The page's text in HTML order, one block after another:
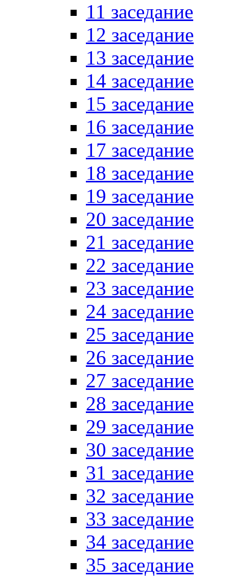
11 заседание
12 заседание
13 заседание
14 заседание
15 заседание
16 заседание
17 заседание
18 заседание
19 заседание
20 заседание
21 заседание
22 заседание
23 заседание
24 заседание
25 заседание
26 заседание
27 заседание
28 заседание
29 заседание
30 заседание
31 заседание
32 заседание
33 заседание
34 заседание
35 заседание